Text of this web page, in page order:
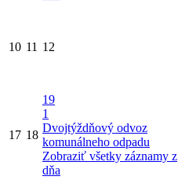
10 11 12
17 18
19
1
Dvojtýždňový odvoz
komunálneho odpadu
Zobraziť všetky záznamy z
dňa